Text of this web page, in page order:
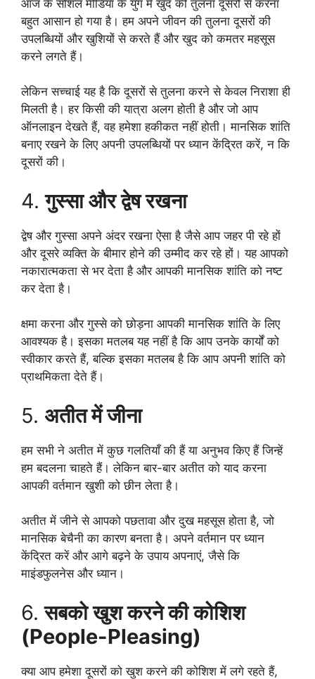
आज के सोशल मीडिया के युग में खुद की तुलना दूसरों से करना
बहुत आसान हो गया है। हम अपने जीवन की तुलना दूसरों की
उपलब्धियों और खुशियों से करते हैं और खुद को कमतर महसूस
करने लगते हैं।
लेकिन सच्चाई यह है कि दूसरों से तुलना करने से केवल निराशा ही
मिलती है। हर किसी की यात्रा अलग होती है और जो आप
ऑनलाइन देखते हैं, वह हमेशा हकीकत नहीं होती। मानसिक शांति
बनाए रखने के लिए अपनी उपलब्धियों पर ध्यान केंद्रित करें, न कि
दूसरों की।
4.गुस्सा और द्वेष रखना
द्वेष और गुस्सा अपने अंदर रखना ऐसा है जैसे आप जहर पी रहे हों
और दूसरे व्यक्ति के बीमार होने की उम्मीद कर रहे हों। यह आपको
नकारात्मकता से भर देता है और आपकी मानसिक शांति को नष्ट
कर देता है।
क्षमा करना और गुस्से को छोड़ना आपकी मानसिक शांति के लिए
आवश्यक है। इसका मतलब यह नहीं है कि आप उनके कार्यों को
स्वीकार करते हैं, बल्कि इसका मतलब है कि आप अपनी शांति को
प्राथमिकता देते हैं।
5. अतीत में जीना
हम सभी ने अतीत में कुछ गलतियाँ की हैं या अनुभव किए हैं जिन्हें
हम बदलना चाहते हैं। लेकिन बार-बार अतीत को याद करना
आपकी वर्तमान खुशी को छीन लेता है।
अतीत में जीने से आपको पछतावा और दुख महसूस होता है, जो
मानसिक बेचैनी का कारण बनता है। अपने वर्तमान पर ध्यान
केंद्रित करें और आगे बढ़ने के उपाय अपनाएं, जैसे कि
माइंडफुलनेस और ध्यान।
6.सबको खुश करने की कोशिश
(People-Pleasing)
क्या आप हमेशा दूसरों को खुश करने की कोशिश में लगे रहते हैं,